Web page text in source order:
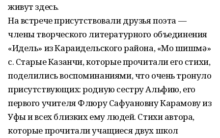
живут здесь.
На встрече присутствовали друзья поэта —
члены творческого литературного объединения
«Идель» из Караидельского района, «Моң шишмә»
с. Старые Казанчи, которые прочитали его стихи,
поделились воспоминаниями, что очень тронуло
присутствующих: родную сестру Альфию, его
первого учителя Флюру Сафуановну Карамову из
Уфы и всех близких ему людей. Стихи автора,
которые прочитали учащиеся двух школ